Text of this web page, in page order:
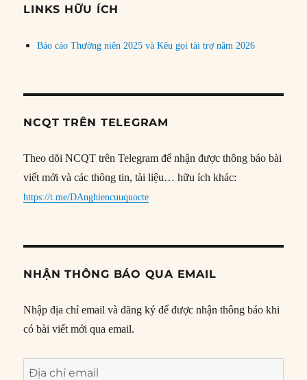
đề
LINKS HỮU ÍCH
Báo cáo Thường niên 2025 và Kêu gọi tài trợ năm 2026
NCQT TRÊN TELEGRAM
Theo dõi NCQT trên Telegram để nhận được thông báo bài
viết mới và các thông tin, tài liệu… hữu ích khác:
https://t.me/DAnghiencuuquocte
NHẬN THÔNG BÁO QUA EMAIL
Nhập địa chỉ email và đăng ký để được nhận thông báo khi
có bài viết mới qua email.
Địa